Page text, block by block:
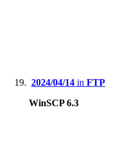
2024/04/14 in FTP
WinSCP 6.3